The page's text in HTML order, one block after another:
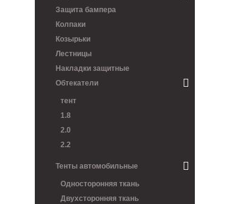
Защита бампера
Колпаки
Козырьки
Лестницы
Накладки защитные
Обтекатели
тент
1.8
2.0
2.2
Тенты автомобильные
Односторонняя ткань
Двухсторонняя ткань